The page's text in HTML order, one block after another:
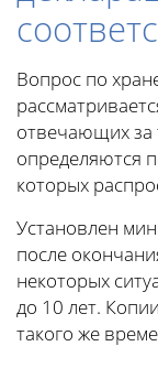
Вопрос по
отвечающих за
определяются
которых
Установлен
после
некоторых
до 10 лет.
такого же